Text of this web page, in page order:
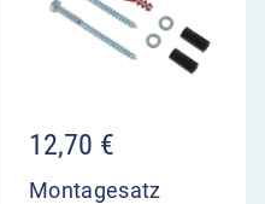
3,0 mm
3,0 mm
3,0 mm
Ø 60 mm
Ø 160 mm
12,70 €
Montagesatz